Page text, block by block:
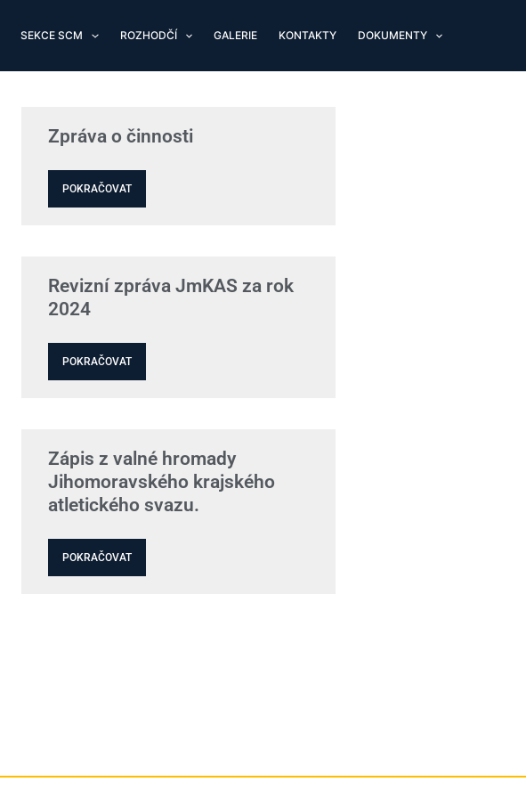
SEKCE SCM ROZHODČÍ GALERIE KONTAKTY DOKUMENTY
Zpráva o činnosti
POKRAČOVAT
Revizní zpráva JmKAS za rok
2024
POKRAČOVAT
Zápis z valné hromady
Jihomoravského krajského
atletického svazu.
POKRAČOVAT